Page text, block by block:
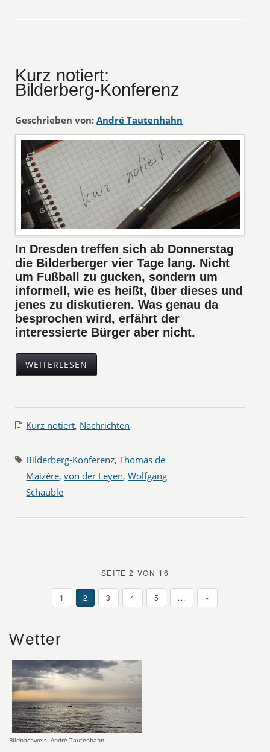
Kurz notiert:
Bilderberg-Konferenz
Geschrieben von: André Tautenhahn
In Dresden treffen sich ab Donnerstag
die Bilderberger vier Tage lang. Nicht
um Fußball zu gucken, sondern um
informell, wie es heißt, über dieses und
jenes zu diskutieren. Was genau da
besprochen wird, erfährt der
interessierte Bürger aber nicht.
WEITERLESEN
Kurz notiert, Nachrichten
Bilderberg-Konferenz,Thomas de
Maizère,von der Leyen,Wolfgang
Schäuble
SEITE 2 VON 16
1 2 3 4 5 ... »
Wetter
Bildnachweis: André Tautenhahn